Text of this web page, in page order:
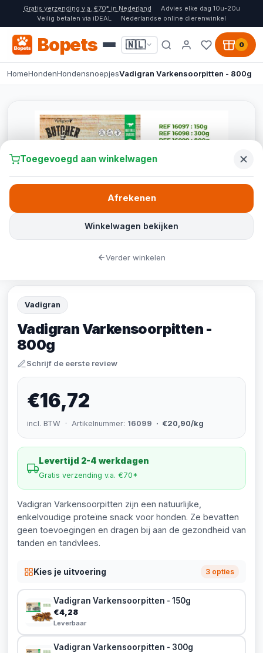
Gratis verzending v.a. €70* in Nederland
Advies elke dag 10u-20u
Veilig betalen via iDEAL
Nederlandse online dierenwinkel
Bopets 🇳🇱 0
HomeHondenHondensnoepjesVadigran Varkensoorpitten - 800g
Vadigran
Vadigran Varkensoorpitten -
800g
Schrijf de eerste review
€16,72
incl. BTW · Artikelnummer: 16099 · €20,90/kg
Levertijd 2-4 werkdagen
Gratis verzending v.a. €70*
Vadigran Varkensoorpitten zijn een natuurlijke,
enkelvoudige proteïne snack voor honden. Ze bevatten
geen toevoegingen en dragen bij aan de gezondheid van
tanden en tandvlees.
Kies je uitvoering 3 opties
Vadigran Varkensoorpitten - 150g
€4,28
Leverbaar
Vadigran Varkensoorpitten - 300g
Toegevoegd aan winkelwagen
Winkelwagen bekijken
Afrekenen
Verder winkelen